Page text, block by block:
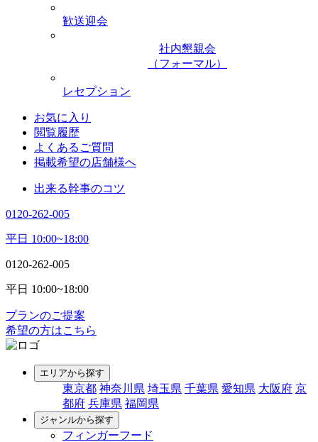
歓送迎会
社内懇親会
（フォーマル）
レセプション
お気に入り
閲覧履歴
よくあるご質問
掲載希望の店舗様へ
出来る幹事のコツ
0120-262-005
平日 10:00~18:00
0120-262-005
平日 10:00~18:00
プランのご提案
希望の方はこちら
エリアから探す
東京都 神奈川県 埼玉県 千葉県 愛知県 大阪府 京
都府 兵庫県 福岡県
ジャンルから探す
フィンガーフード